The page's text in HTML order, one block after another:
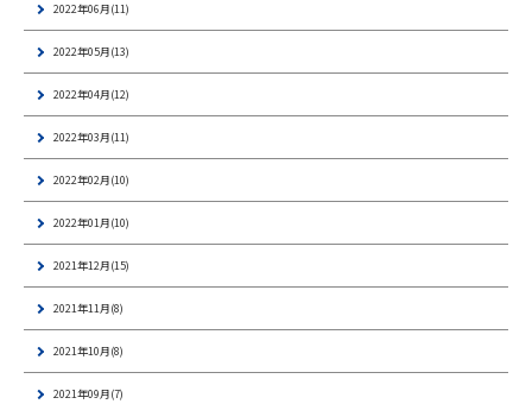
2022年06月(11)
2022年05月(13)
2022年04月(12)
2022年03月(11)
2022年02月(10)
2022年01月(10)
2021年12月(15)
2021年11月(8)
2021年10月(8)
2021年09月(7)